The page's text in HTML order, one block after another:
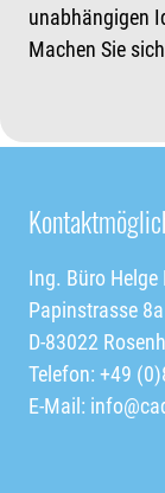
unabhängigen
Machen Sie
Ing. Büro Helge
Papinstrasse 8a
D-83022
Telefon: +49
E-Mail: